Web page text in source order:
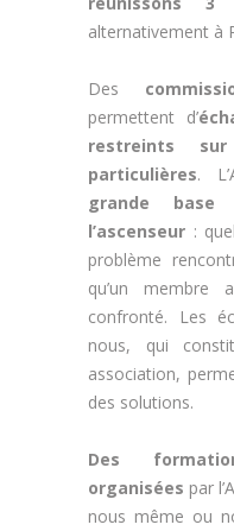
alternativement à
Des
permettent d’
restreints
particulières.
grande base
l’ascenseur :
problème
qu’un
confronté. Les
nous, qui
association,
des solutions.
Des
organisées par
nous même ou